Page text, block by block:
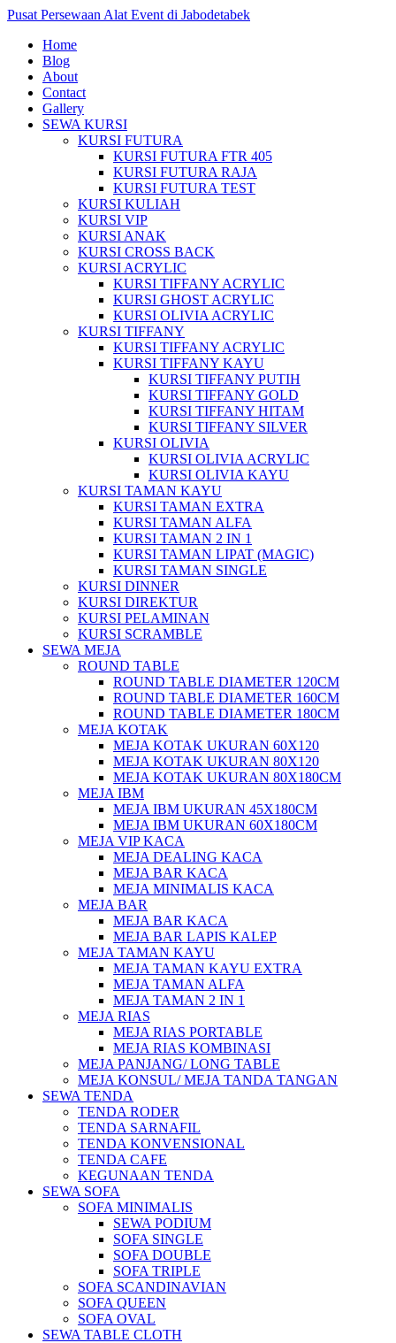
Pusat Persewaan Alat Event di Jabodetabek
Home
Blog
About
Contact
Gallery
SEWA KURSI
KURSI FUTURA
KURSI FUTURA FTR 405
KURSI FUTURA RAJA
KURSI FUTURA TEST
KURSI KULIAH
KURSI VIP
KURSI ANAK
KURSI CROSS BACK
KURSI ACRYLIC
KURSI TIFFANY ACRYLIC
KURSI GHOST ACRYLIC
KURSI OLIVIA ACRYLIC
KURSI TIFFANY
KURSI TIFFANY ACRYLIC
KURSI TIFFANY KAYU
KURSI TIFFANY PUTIH
KURSI TIFFANY GOLD
KURSI TIFFANY HITAM
KURSI TIFFANY SILVER
KURSI OLIVIA
KURSI OLIVIA ACRYLIC
KURSI OLIVIA KAYU
KURSI TAMAN KAYU
KURSI TAMAN EXTRA
KURSI TAMAN ALFA
KURSI TAMAN 2 IN 1
KURSI TAMAN LIPAT (MAGIC)
KURSI TAMAN SINGLE
KURSI DINNER
KURSI DIREKTUR
KURSI PELAMINAN
KURSI SCRAMBLE
SEWA MEJA
ROUND TABLE
ROUND TABLE DIAMETER 120CM
ROUND TABLE DIAMETER 160CM
ROUND TABLE DIAMETER 180CM
MEJA KOTAK
MEJA KOTAK UKURAN 60X120
MEJA KOTAK UKURAN 80X120
MEJA KOTAK UKURAN 80X180CM
MEJA IBM
MEJA IBM UKURAN 45X180CM
MEJA IBM UKURAN 60X180CM
MEJA VIP KACA
MEJA DEALING KACA
MEJA BAR KACA
MEJA MINIMALIS KACA
MEJA BAR
MEJA BAR KACA
MEJA BAR LAPIS KALEP
MEJA TAMAN KAYU
MEJA TAMAN KAYU EXTRA
MEJA TAMAN ALFA
MEJA TAMAN 2 IN 1
MEJA RIAS
MEJA RIAS PORTABLE
MEJA RIAS KOMBINASI
MEJA PANJANG/ LONG TABLE
MEJA KONSUL/ MEJA TANDA TANGAN
SEWA TENDA
TENDA RODER
TENDA SARNAFIL
TENDA KONVENSIONAL
TENDA CAFE
KEGUNAAN TENDA
SEWA SOFA
SOFA MINIMALIS
SEWA PODIUM
SOFA SINGLE
SOFA DOUBLE
SOFA TRIPLE
SOFA SCANDINAVIAN
SOFA QUEEN
SOFA OVAL
SEWA TABLE CLOTH